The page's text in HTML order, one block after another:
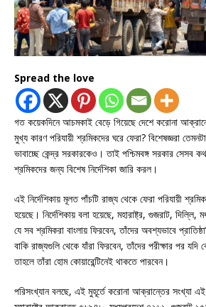
Spread the love
গত কয়েকদিনে আচমকাই বেড়ে গিয়েছে দেশে করোনা
মুখ্য কারণ পরিযায়ী শ্রমিকদের ঘরে ফেরা? বিশেষজ্ঞরা
ভাবাচ্ছে কেন্দ্র সরকারকেও। তাই পশ্চিমবঙ্গ সরকার সেসব
শ্রমিকদের জন্য বিশেষ নির্দেশিকা জারি করল।
এই নির্দেশিকায় মূলত পাঁচটি রাজ্য থেকে ফেরা পরিযায়ী
হয়েছে। নির্দেশিকায় বলা হয়েছে, মহারাষ্ট্র, গুজরাট,
যে সব শ্রমিকরা বাংলায় ফিরবেন, তাঁদের অবশ্যভাবে
বাকি রাজ্যগুলি থেকে যাঁরা ফিরবেন, তাঁদের পরীক্ষার পর
তাহলে তাঁরা হোম কোয়ারেন্টিনেই থাকতে পারবেন।
পরিসংখ্যান বলছে, এই মুহূর্তে করোনা আক্রান্তের সংখ্যা এই